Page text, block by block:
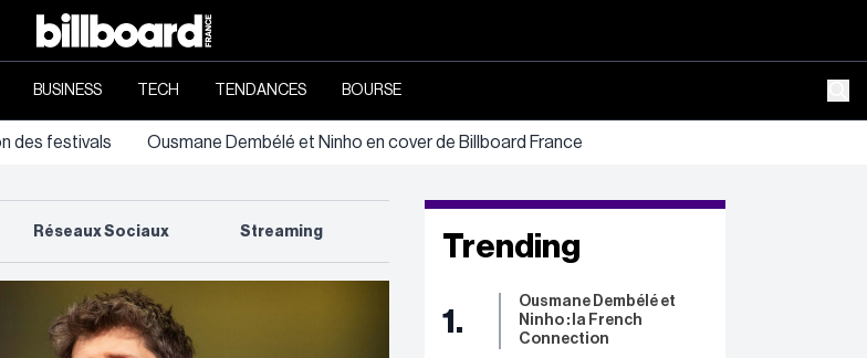
BUSINESS TECH TENDANCES BOURSE
des festivals Ousmane Dembélé et Ninho en cover de Billboard France
Réseaux Sociaux Streaming Trending
1.
Ousmane Dembélé et
Ninho : la French
Connection